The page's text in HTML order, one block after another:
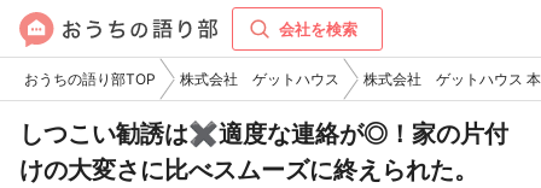
会社を検索
おうちの語り部TOP 株式会社 ゲットハウス 株式会社 ゲットハウス
しつこい勧誘は✖︎適度な連絡が◎！家の片付
けの大変さに比べスムーズに終えられた。